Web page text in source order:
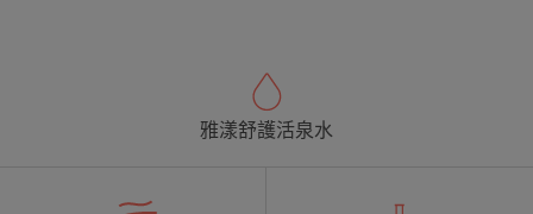
雅漾舒護活泉水